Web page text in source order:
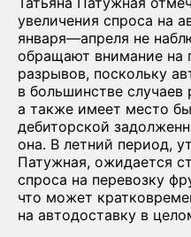
увеличения спроса на
января—апреля не
обращают внимание на
разрывов, поскольку
в большинстве случаев
а также имеет место
дебиторской
она. В летний период,
Патужная, ожидается
спроса на перевозку
что может
на автодоставку в